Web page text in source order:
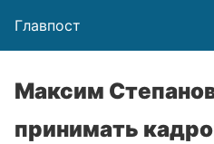
Главпост
Максим
принимать